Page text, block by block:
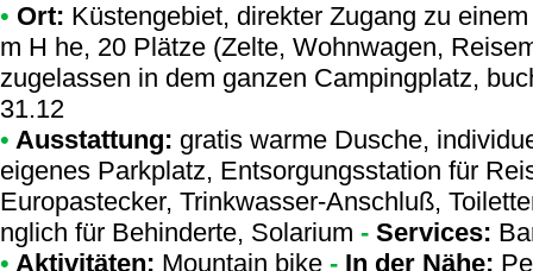
• Ort: Küstengebiet, direkter Zugang zu
m H he, 20 Plätze (Zelte, Wohnwagen,
zugelassen in dem ganzen Campingplatz,
31.12
• Ausstattung: gratis warme Dusche,
eigenes Parkplatz, Entsorgungsstation für
Europastecker, Trinkwasser-Anschluß,
nglich für Behinderte, Solarium - Services:
• Aktivitäten: Mountain bike - In der Nähe: